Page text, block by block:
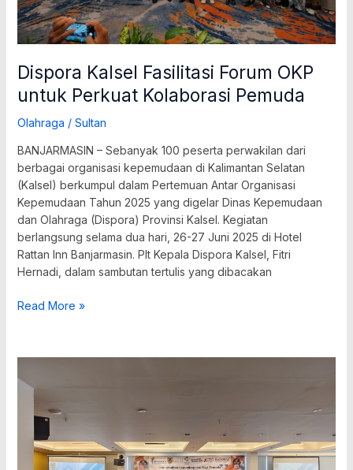
Dispora Kalsel Fasilitasi Forum OKP
untuk Perkuat Kolaborasi Pemuda
Olahraga / Sultan
BANJARMASIN – Sebanyak 100 peserta perwakilan dari
berbagai organisasi kepemudaan di Kalimantan Selatan
(Kalsel) berkumpul dalam Pertemuan Antar Organisasi
Kepemudaan Tahun 2025 yang digelar Dinas Kepemudaan
dan Olahraga (Dispora) Provinsi Kalsel. Kegiatan
berlangsung selama dua hari, 26-27 Juni 2025 di Hotel
Rattan Inn Banjarmasin. Plt Kepala Dispora Kalsel, Fitri
Hernadi, dalam sambutan tertulis yang dibacakan
Read More »
Pelatihan
Pemuda
Didorong